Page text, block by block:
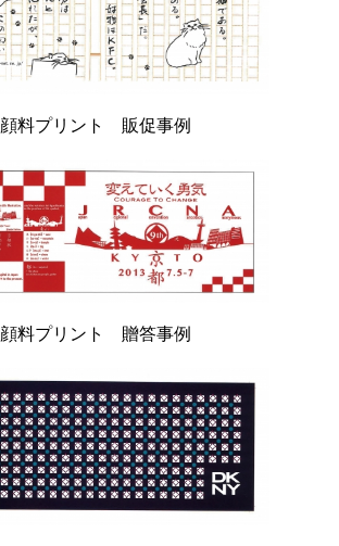
顔料プリント 販促事例
顔料プリント 贈答事例